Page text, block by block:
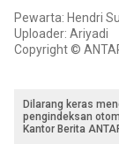
Pewarta: Hendri
Uploader: Ariyadi
Copyright ©
Dilarang keras
pengindeksan
Kantor Berita